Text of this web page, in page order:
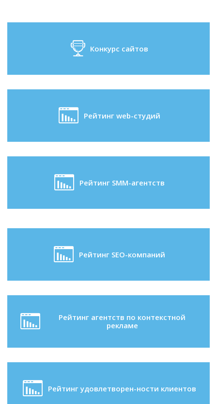
Конкурс сайтов
Рейтинг web-студий
Рейтинг SMM-агентств
Рейтинг SEO-компаний
Рейтинг агентств по контекстной
рекламе
Рейтинг удовлетворен-ности клиентов